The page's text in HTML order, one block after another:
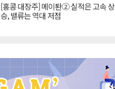
[홍콩 대장주] 메이퇀② 실적은 고속 상
승, 밸류는 역대 저점